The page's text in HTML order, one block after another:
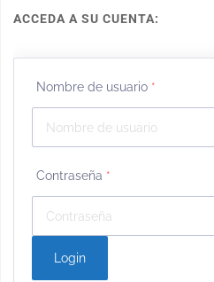
ACCEDA A SU CUENTA:
Nombre de usuario *
Contraseña *